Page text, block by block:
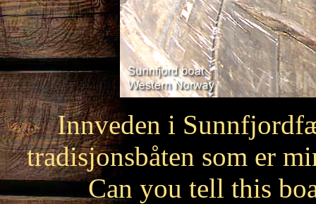
Innveden i
tradisjonsbåten som er
Can you tell this